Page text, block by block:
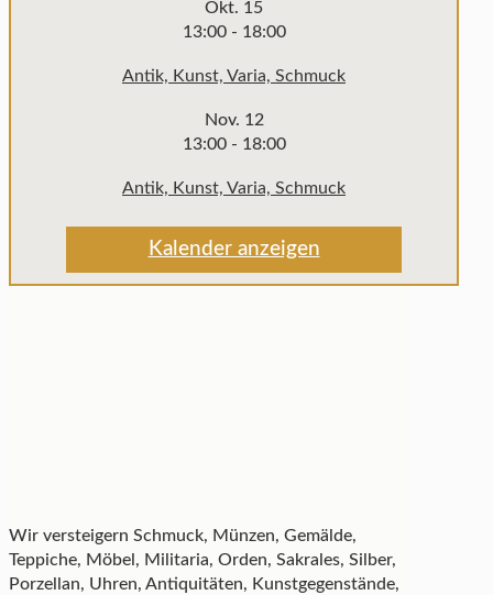
Okt. 15
13:00- 18:00
Antik, Kunst, Varia, Schmuck
Nov. 12
13:00- 18:00
Antik, Kunst, Varia, Schmuck
Kalender anzeigen
Wir versteigern Schmuck, Münzen, Gemälde,
Teppiche, Möbel, Militaria, Orden, Sakrales, Silber,
Porzellan, Uhren, Antiquitäten, Kunstgegenstände,